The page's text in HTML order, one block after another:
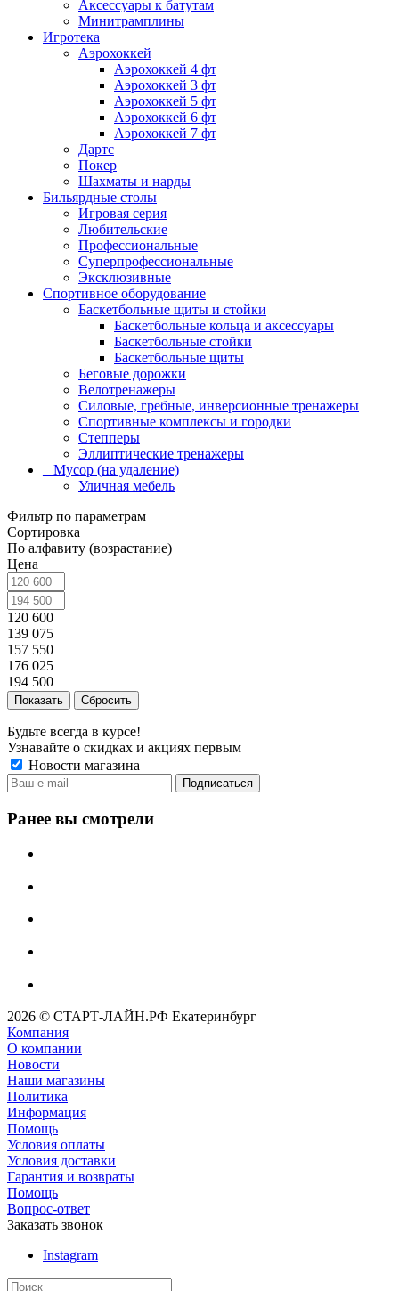
Аксессуары к батутам
Минитрамплины
Игротека
Аэрохоккей
Аэрохоккей 4 фт
Аэрохоккей 3 фт
Аэрохоккей 5 фт
Аэрохоккей 6 фт
Аэрохоккей 7 фт
Дартс
Покер
Шахматы и нарды
Бильярдные столы
Игровая серия
Любительские
Профессиональные
Суперпрофессиональные
Эксклюзивные
Спортивное оборудование
Баскетбольные щиты и стойки
Баскетбольные кольца и аксессуары
Баскетбольные стойки
Баскетбольные щиты
Беговые дорожки
Велотренажеры
Силовые, гребные, инверсионные тренажеры
Спортивные комплексы и городки
Степперы
Эллиптические тренажеры
_ Мусор (на удаление)
Уличная мебель
Фильтр по параметрам
Сортировка
По алфавиту (возрастание)
Цена
120 600
139 075
157 550
176 025
194 500
Сбросить
Будьте всегда в курсе!
Узнавайте о скидках и акциях первым
Новости магазина
Ранее вы смотрели
2026 © СТАРТ-ЛАЙН.РФ Екатеринбург
Компания
О компании
Новости
Наши магазины
Политика
Информация
Помощь
Условия оплаты
Условия доставки
Гарантия и возвраты
Помощь
Вопрос-ответ
Заказать звонок
Instagram